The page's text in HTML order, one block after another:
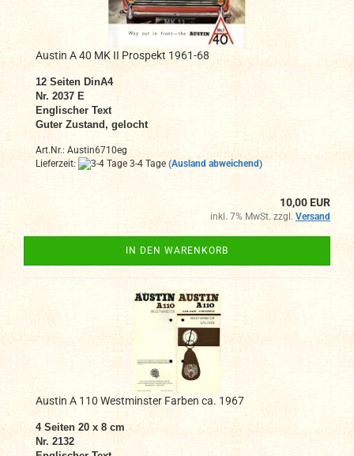
Austin A 40 MK II Prospekt 1961-68
12 Seiten DinA4
Nr. 2037 E
Englischer Text
Guter Zustand, gelocht
Art.Nr.: Austin6710eg
Lieferzeit:
3-4 Tage (Ausland abweichend)
10,00 EUR
inkl. 7% MwSt. zzgl.Versand
IN DEN WARENKORB
Austin A 110 Westminster Farben ca. 1967
4 Seiten 20 x 8 cm
Nr. 2132